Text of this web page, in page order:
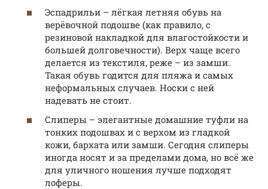
Эспадрильи – лёгкая летняя обувь на
верёвочной подошве (как правило, с
резиновой накладкой для влагостойкости и
большей долговечности). Верх чаще всего
делается из текстиля, реже – из замши.
Такая обувь годится для пляжа и самых
неформальных случаев. Носки с ней
надевать не стоит.
Слиперы – элегантные домашние туфли на
тонких подошвах и с верхом из гладкой
кожи, бархата или замши. Сегодня слиперы
иногда носят и за пределами дома, но всё же
для уличного ношения лучше подходят
лоферы.